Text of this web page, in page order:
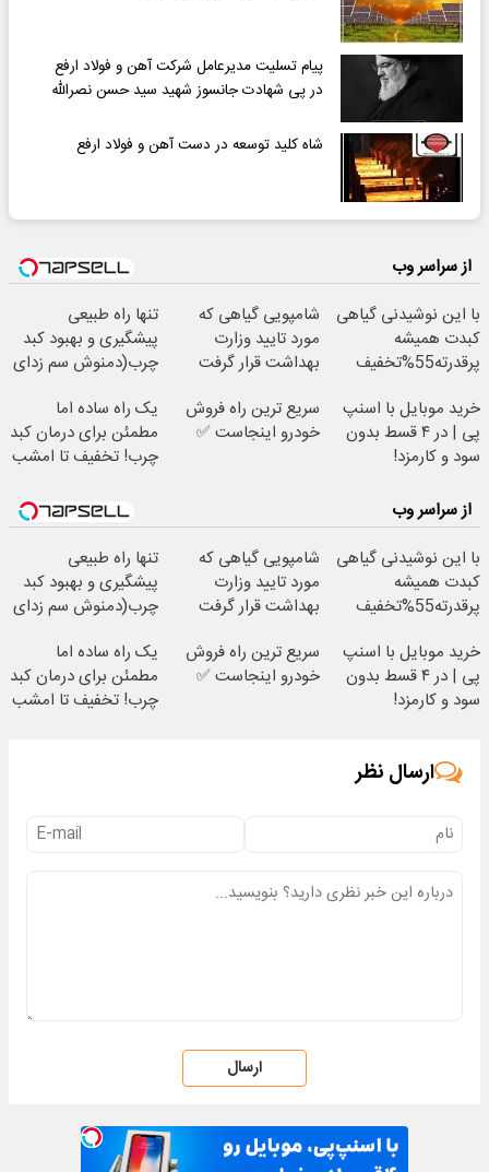
پیام تسلیت مدیرعامل شرکت آهن و فولاد ارفع
در پی شهادت جانسوز شهید سید حسن نصرالله
شاه کلید توسعه در دست آهن و فولاد ارفع
از سراسر وب
با این نوشیدنی گیاهی
کبدت همیشه
پرقدرته55%تخفیف
شامپویی گیاهی که
مورد تایید وزارت
بهداشت قرار گرفت
تنها راه طبیعی
پیشگیری و بهبود کبد
چرب(دمنوش سم زدای
خرید موبایل با اسنپ
پی | در ۴ قسط بدون
سود و کارمزد!
سریع ترین راه فروش
خودرو اینجاست ✅
یک راه ساده اما
مطمئن برای درمان کبد
چرب! تخفیف تا امشب
از سراسر وب
با این نوشیدنی گیاهی
کبدت همیشه
پرقدرته55%تخفیف
شامپویی گیاهی که
مورد تایید وزارت
بهداشت قرار گرفت
تنها راه طبیعی
پیشگیری و بهبود کبد
چرب(دمنوش سم زدای
خرید موبایل با اسنپ
پی | در ۴ قسط بدون
سود و کارمزد!
سریع ترین راه فروش
خودرو اینجاست ✅
یک راه ساده اما
مطمئن برای درمان کبد
چرب! تخفیف تا امشب
ارسال نظر
ارسال